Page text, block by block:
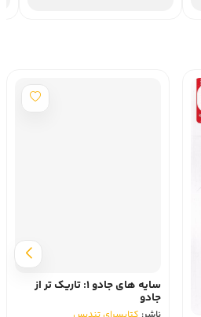
سایه‌ های جادو 1: تاریک‌ تر از
جادو